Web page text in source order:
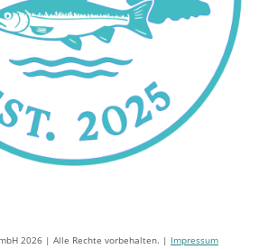
2026 | Alle Rechte vorbehalten. | Impressum